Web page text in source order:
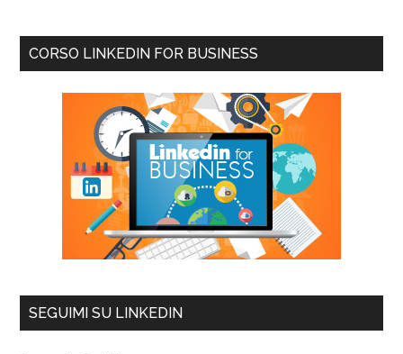
CORSO LINKEDIN FOR BUSINESS
SEGUIMI SU LINKEDIN